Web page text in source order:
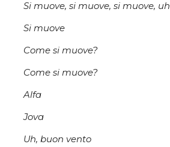
Si muove, si muove, si muove, uh
Si muove
Come si muove?
Come si muove?
Alfa
Jova
Uh, buon vento